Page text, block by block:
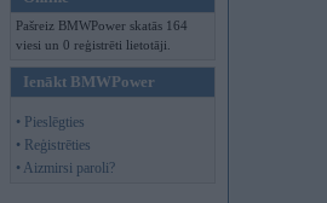
Pašreiz BMWPower skatās 164
viesi un 0 reģistrēti lietotāji.
Ienākt BMWPower
• Pieslēgties
• Reģistrēties
• Aizmirsi paroli?